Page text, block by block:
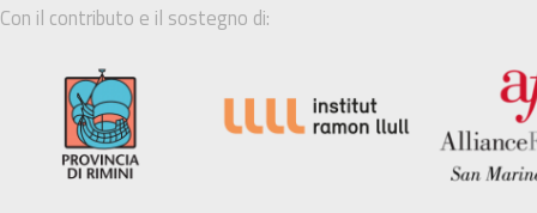
Con il contributo e il sostegno di: